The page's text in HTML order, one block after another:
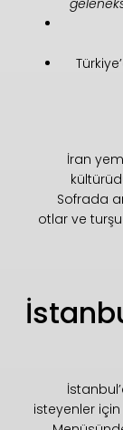
İran
Sofrada
otlar ve
isteyenler